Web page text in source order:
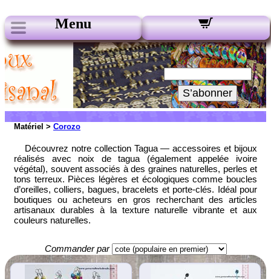
Menu
Nos Newsletters :
Votre Email :
S’abonner
Matériel > Corozo
Découvrez notre collection Tagua — accessoires et bijoux
réalisés avec noix de tagua (également appelée ivoire
végétal), souvent associés à des graines naturelles, perles et
tons terreux. Pièces légères et écologiques comme boucles
d’oreilles, colliers, bagues, bracelets et porte-clés. Idéal pour
boutiques ou acheteurs en gros recherchant des articles
artisanaux durables à la texture naturelle vibrante et aux
couleurs naturelles.
Commander par